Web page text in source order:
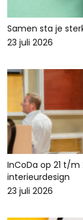
Samen sta je
23 juli 2026
InCoDa op 21 t/
interieurdesign
23 juli 2026